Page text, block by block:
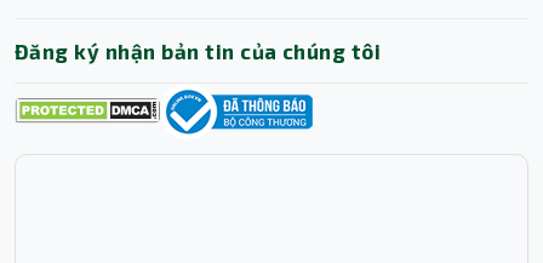
Đăng ký nhận bản tin của chúng tôi